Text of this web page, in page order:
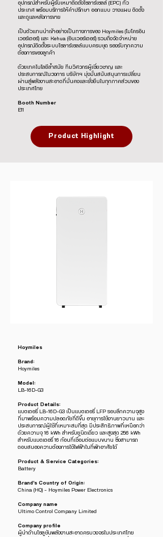
อุปกรณ์สำหรับผู้รับเหมาติดตั้งโซลาร์เซลล์ (EPC) ทั่ว
ประเทศ พร้อมบริการให้คำปรึกษา ออกแบบ วางแผน ติดตั้ง
และดูแลหลังการขาย
เป็นตัวแทนนำเข้าอย่างเป็นทางการของ Hoymiles (ไมโครอิน
เวอร์เตอร์) และ Kehua (อินเวอร์เตอร์) รวมถึงจัดจำหน่าย
อุปกรณ์ติดตั้งระบบโซลาร์เซลล์แบบครบชุด รองรับทุกความ
ต้องการของลูกค้า
ด้วยเทคโนโลยีล้ำสมัย ทีมวิศวกรผู้เชี่ยวชาญ และ
ประสบการณ์ในวงการ บริษัทฯ มุ่งมั่นสนับสนุนการเปลี่ยน
ผ่านสู่พลังงานสะอาดที่มั่นคงและยั่งยืนในทุกภาคส่วนของ
ประเทศไทย
Booth Number
E11
Product Highlight
Hoymiles
Brand:
Hoymiles
Model:
LB-16D-G3
Product Details:
แบตเตอรี่ LB-16D-G3 เป็นแบตเตอรี่ LFP รอบลึกความจุสูง
ที่มาพร้อมความปลอดภัยที่ดีขึ้น อายุการใช้งานยาวนาน และ
ประสบการณ์ผู้ใช้ที่เหมาะสมที่สุด มีประสิทธิภาพที่เหนือกว่า
ด้วยความจุ 16 kWh สำหรับยูนิตเดี่ยว และสูงสุด 256 kWh
สำหรับแบตเตอรี่ 16 ก้อนที่เชื่อมต่อแบบขนาน ซึ่งสามารถ
ตอบสนองความต้องการใช้ไฟฟ้าในที่พักอาศัยได้
Product & Service Categories:
Battery
Brand’s Country of Origin:
China (HQ) - Hoymiles Power Electronics
Company name
Ultimo Control Company Limited
Company profile
ผู้นำด้านโซลูชันพลังงานสะอาดครบวงจรในประเทศไทย